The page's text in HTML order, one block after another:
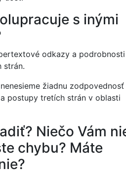
s inými
odkazy a
strán.
žiadnu zodpovednosť
postupy tretích strán v oblasti
Niečo Vám
chybu? Máte